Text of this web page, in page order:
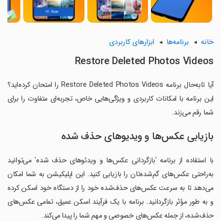
خانه برنامه‌ها ابزارهای کاربردی
Restore Deleted Photos Videos
آیا تابه‌حال برنامه Restore Deleted Photos Videos را امتحان کرده‌اید؟
این برنامه با امکانات کاربردی و ویژگی‌هایی خاص، تجربه‌ای متفاوت را برای
شما رقم می‌زند.
بازیابی عکس‌ها و ویدیوهای حذف شده
با استفاده از برنامه 'بازگردانی عکس‌ها و ویدئوهای حذف شده' می‌توانید
به‌راحتی عکس‌های گم‌شده‌تان را بازیابی کنید. این اپلیکیشن به شما امکان
می‌دهد تا به سرعت عکس‌های حذف‌شده خود را از دستگاه خود اسکن کرده
و به طور مؤثر بازگردانید. برنامه با یک فرآیند اسکن عمیق، تمامی عکس‌های
حذف‌شده، از جمله عکس‌های خصوصی و مهم شما را پیدا می‌کند.